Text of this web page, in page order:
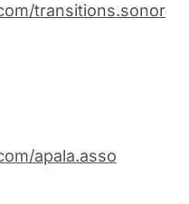
transitions.sonor
apala.asso